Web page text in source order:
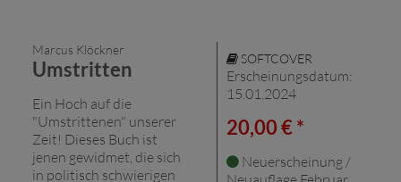
Marcus Klöckner
Umstritten
Ein Hoch auf die
"Umstrittenen" unserer
Zeit! Dieses Buch ist
jenen gewidmet, die sich
in politisch schwierigen
SOFTCOVER
Erscheinungsdatum:
15.01.2024
20,00 € *
Neuerscheinung /